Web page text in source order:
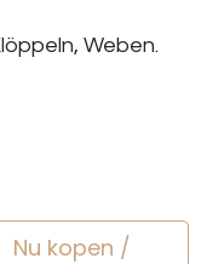
Weben.
Nu kopen /